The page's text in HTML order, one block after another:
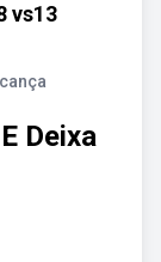
vs13
Deixa